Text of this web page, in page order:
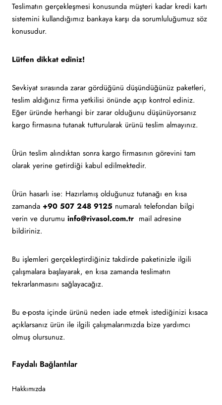
Teslimatın gerçekleşmesi konusunda müşteri kadar kredi kartı
sistemini kullandığımız bankaya karşı da sorumluluğumuz söz
konusudur.
Lütfen dikkat ediniz!
Sevkiyat sırasında zarar gördüğünü düşündüğünüz paketleri,
teslim aldığınız firma yetkilisi önünde açıp kontrol ediniz.
Eğer üründe herhangi bir zarar olduğunu düşünüyorsanız
kargo firmasına tutanak tutturularak ürünü teslim almayınız.
Ürün teslim alındıktan sonra kargo firmasının görevini tam
olarak yerine getirdiği kabul edilmektedir.
Ürün hasarlı ise: Hazırlamış olduğunuz tutanağı en kısa
zamanda +90 507 248 9125 numaralı telefondan bilgi
verin ve durumu info@rivasol.com.tr mail adresine
bildiriniz.
Bu işlemleri gerçekleştirdiğiniz takdirde paketinizle ilgili
çalışmalara başlayarak, en kısa zamanda teslimatın
tekrarlanmasını sağlayacağız.
Bu e-posta içinde ürünü neden iade etmek istediğinizi kısaca
açıklarsanız ürün ile ilgili çalışmalarımızda bize yardımcı
olmuş olursunuz.
Faydalı Bağlantılar
Hakkımızda